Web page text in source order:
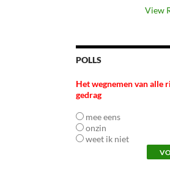
View
POLLS
Het wegnemen van alle
gedrag
mee eens
onzin
weet ik niet